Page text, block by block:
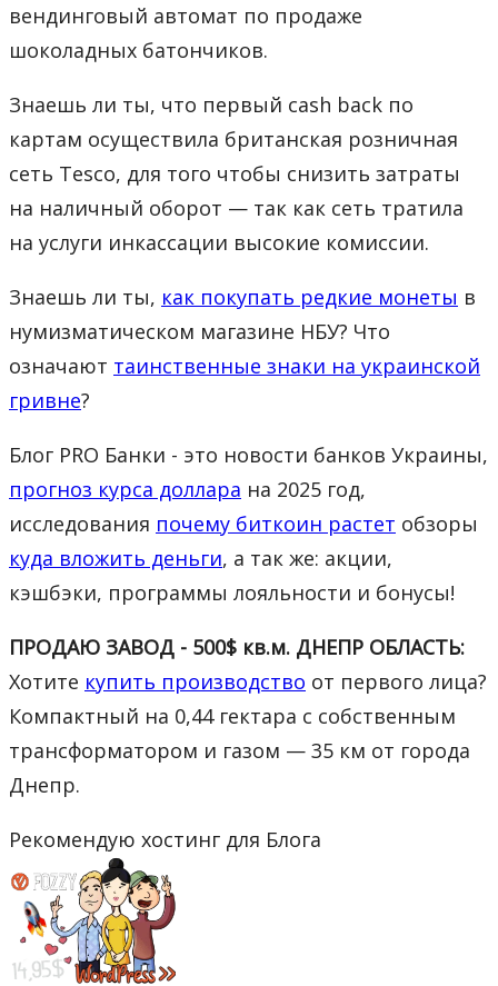
вендинговый автомат по продаже
шоколадных батончиков.
Знаешь ли ты, что первый cash back по
картам осуществила британская розничная
сеть Tesco, для того чтобы снизить затраты
на наличный оборот — так как сеть тратила
на услуги инкассации высокие комиссии.
Знаешь ли ты, как покупать редкие монеты в
нумизматическом магазине НБУ? Что
означают таинственные знаки на украинской
гривне?
Блог PRO Банки - это новости банков Украины,
прогноз курса доллара на 2025 год,
исследования почему биткоин растет обзоры
куда вложить деньги, а так же: акции,
кэшбэки, программы лояльности и бонусы!
ПРОДАЮ ЗАВОД - 500$ кв.м. ДНЕПР ОБЛАСТЬ:
Хотите купить производство от первого лица?
Компактный на 0,44 гектара с собственным
трансформатором и газом — 35 км от города
Днепр.
Рекомендую хостинг для Блога